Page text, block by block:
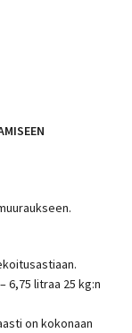
6,75 litraa 25 kg:n
on kokonaan